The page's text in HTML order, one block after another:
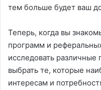
тем больше будет ваш
Теперь, когда вы
программ и
исследовать
выбрать те, которые
интересам и